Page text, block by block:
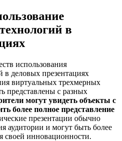
в
использования
в деловых презентациях
виртуальных трехмерных
представлены с разных
могут увидеть объекты с
более полное представление
презентации обычно
аудитории и могут быть более
своей инновационности.